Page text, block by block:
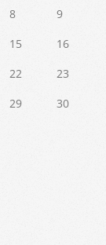
8
9
15
16
22
23
29
30